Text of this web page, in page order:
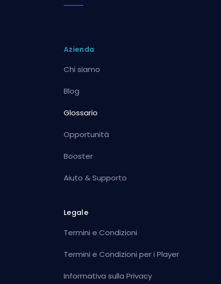
Azienda
Chi siamo
Blog
Glossario
Opportunità
Booster
Aiuto & Supporto
Legale
Termini e Condizioni
Termini e Condizioni per i Player
Informativa sulla Privacy